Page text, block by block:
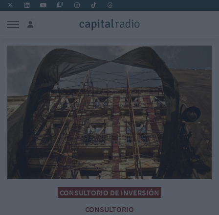
CONSULTORIO DE INVERSIÓN
CONSULTORIO